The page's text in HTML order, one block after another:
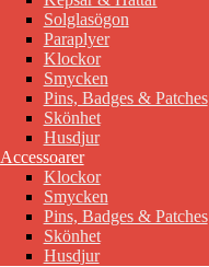
Solglasögon
Paraplyer
Klockor
Smycken
Pins, Badges & Patches
Skönhet
Husdjur
Accessoarer
Klockor
Smycken
Pins, Badges & Patches
Skönhet
Husdjur